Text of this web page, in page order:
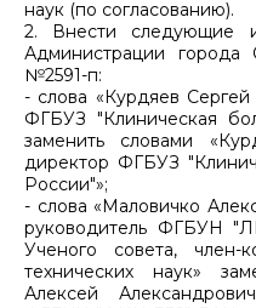
наук (по согласованию).
2. Внести следующие
Администрации города
№2591-п:
- слова «Курдяев
ФГБУЗ "Клиническая
заменить словами
директор ФГБУЗ
России"»;
- слова «Маловичко
руководитель ФГБУН
Ученого совета, член-
технических наук»
Алексей